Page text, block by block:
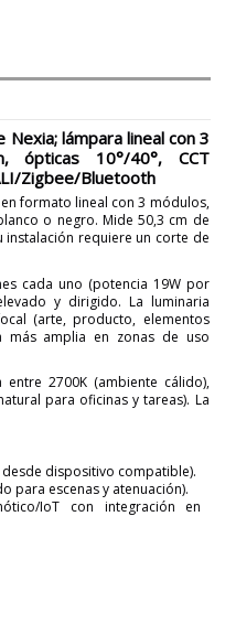
lámpara lineal con 3
ópticas 10°/40°, CCT
Zigbee/Bluetooth
formato lineal con 3 módulos,
o negro. Mide 50,3 cm de
requiere un corte de
cada uno (potencia 19W por
y dirigido. La luminaria
(arte, producto, elementos
más amplia en zonas de uso
2700K (ambiente cálido),
para oficinas y tareas). La
dispositivo compatible).
para escenas y atenuación).
IoT con integración en